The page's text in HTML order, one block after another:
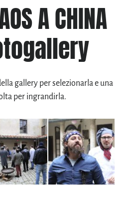
A CHINA
gallery per selezionarla e una
per ingrandirla.